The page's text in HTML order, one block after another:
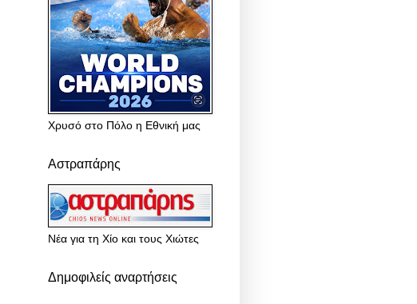
Χρυσό στο Πόλο η Εθνική μας
Αστραπάρης
Νέα για τη Χίο και τους Χιώτες
Δημοφιλείς αναρτήσεις